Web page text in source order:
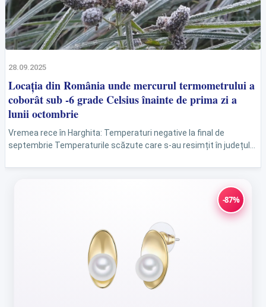
28.09.2025
Locația din România unde mercurul termometrului a
coborât sub -6 grade Celsius înainte de prima zi a
lunii octombrie
Vremea rece în Harghita: Temperaturi negative la final de
septembrie Temperaturile scăzute care s-au resimțit în județul
-87%